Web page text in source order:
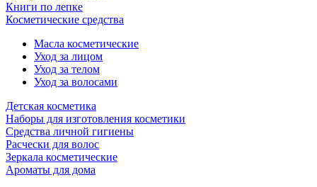
Книги по лепке
Косметические средства
Масла косметические
Уход за лицом
Уход за телом
Уход за волосами
Детская косметика
Наборы для изготовления косметики
Средства личной гигиены
Расчески для волос
Зеркала косметические
Ароматы для дома